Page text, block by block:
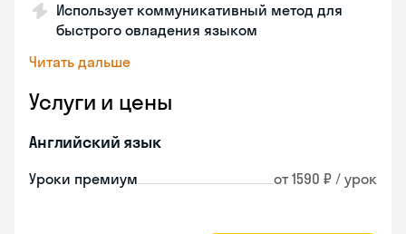
Использует коммуникативный метод для
быстрого овладения языком
Читать дальше
Услуги и цены
Английский язык
Уроки премиум от 1590 ₽ / урок